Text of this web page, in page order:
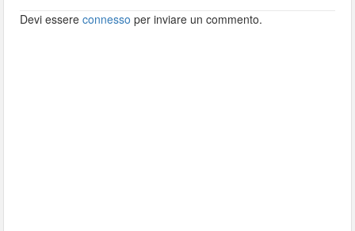
Devi essereconnesso per inviare un commento.